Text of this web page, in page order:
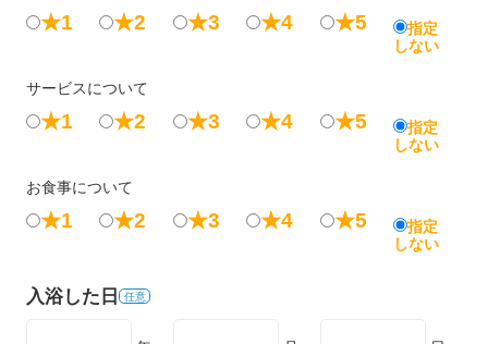
★1 ★2 ★3 ★4 ★5
指定
しない
サービスについて
★1 ★2 ★3 ★4 ★5
指定
しない
お食事について
★1 ★2 ★3 ★4 ★5
指定
しない
入浴した日 任意